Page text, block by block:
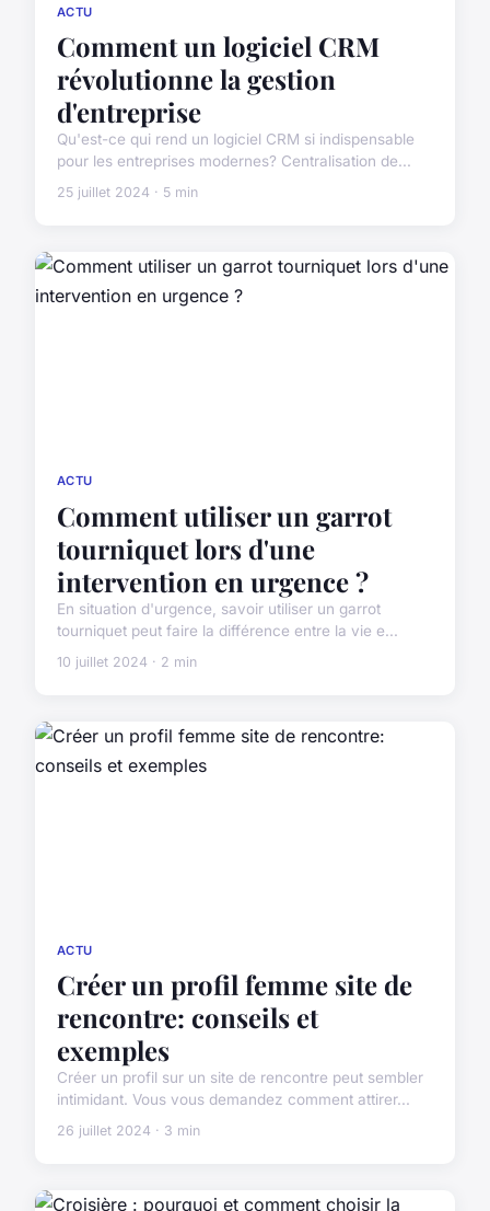
ACTU
Comment un logiciel CRM
révolutionne la gestion
d'entreprise
Qu'est-ce qui rend un logiciel CRM si indispensable
pour les entreprises modernes? Centralisation de...
25 juillet 2024 · 5 min
ACTU
Comment utiliser un garrot
tourniquet lors d'une
intervention en urgence ?
En situation d'urgence, savoir utiliser un garrot
tourniquet peut faire la différence entre la vie e...
10 juillet 2024 · 2 min
ACTU
Créer un profil femme site de
rencontre: conseils et
exemples
Créer un profil sur un site de rencontre peut sembler
intimidant. Vous vous demandez comment attirer...
26 juillet 2024 · 3 min